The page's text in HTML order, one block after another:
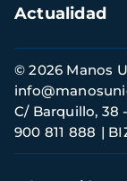
Actualidad
Información
de
contacto
© 2026 Manos
C/ Barquillo, 38
900 811 888